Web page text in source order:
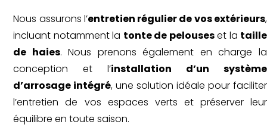
Nous assurons l’entretien régulier de vos extérieurs,
incluant notamment la tonte de pelouseset la taille
de haies. Nous prenons également en charge la
conception et l’installation d’un système
d’arrosage intégré, une solution idéale pour faciliter
l’entretien de vos espaces verts et préserver leur
équilibre en toute saison.